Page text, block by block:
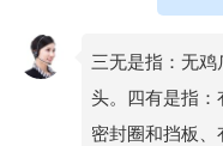
三无是指：无
头。四有是指
密封圈和挡板